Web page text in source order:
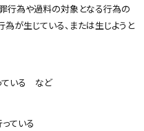
行為や過料の対象となる行為の
が生じている、または生じようと
ている など
ている